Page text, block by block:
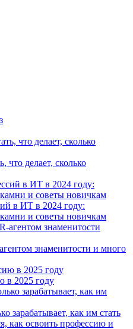
что делает, сколько
в ИТ в 2024 году:
и советы новичкам
знаменитости и много
в 2025 году
зарабатывает, как им стать